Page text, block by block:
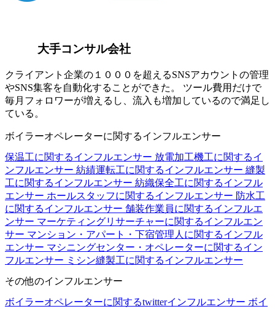
大手コンサル会社
クライアント企業の１０００を超えるSNSアカウントの管理
やSNS集客を自動化することができた。 ツール費用だけで
毎月フォロワーが増えるし、流入も増加しているので満足し
ている。
ボイラーオペレーターに関するインフルエンサー
保温工に関するインフルエンサー 放電加工機工に関するイ
ンフルエンサー 紡績運転工に関するインフルエンサー 縫製
工に関するインフルエンサー 紡織保全工に関するインフル
エンサー ホールスタッフに関するインフルエンサー 防水工
に関するインフルエンサー 舗装作業員に関するインフルエ
ンサー マーケティングリサーチャーに関するインフルエン
サー マンション・アパート・下宿管理人に関するインフル
エンサー マシニングセンター・オペレーターに関するイン
フルエンサー ミシン縫製工に関するインフルエンサー
その他のインフルエンサー
ボイラーオペレーターに関するtwitterインフルエンサー ボイ